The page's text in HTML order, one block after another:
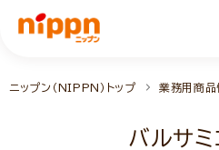
ニップン（NIPPN）トップ 業務用商品
バルサ